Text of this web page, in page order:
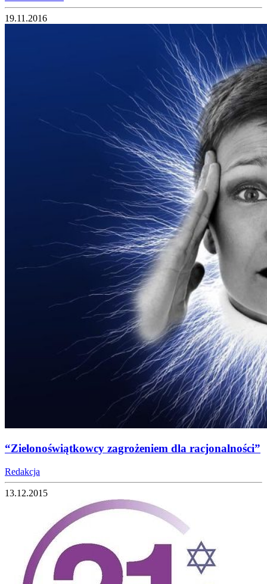
19.11.2016
“Zielonoświątkowcy zagrożeniem dla racjonalności”
Redakcja
13.12.2015